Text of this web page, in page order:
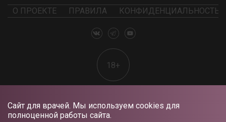
Сайт для врачей. Мы используем cookies для
полноценной работы сайта.
О ПРОЕКТЕ ПРАВИЛА КОНФИДЕНЦИАЛЬНОСТЬ
18+